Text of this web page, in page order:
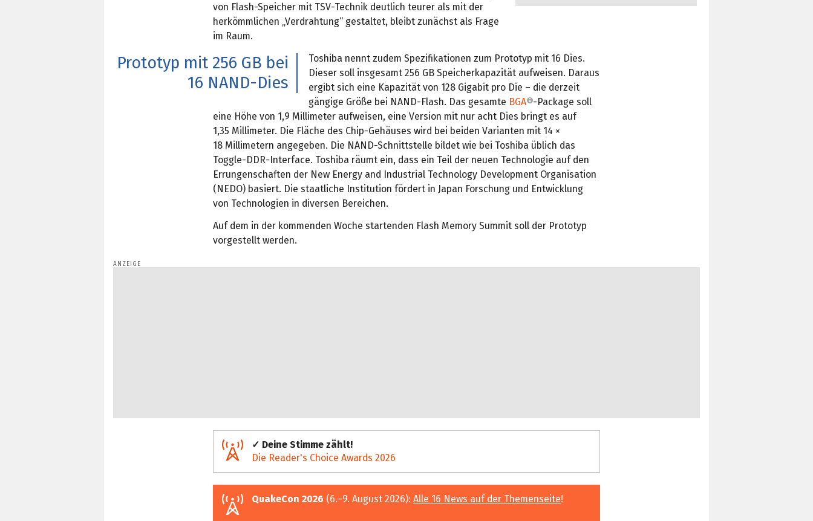
von Flash-Speicher mit TSV-Technik deutlich teurer als mit der
herkömmlichen „Verdrahtung“ gestaltet, bleibt zunächst als Frage
im Raum.
Prototyp mit 256 GB bei
16 NAND-Dies
Toshiba nennt zudem Spezifikationen zum Prototyp mit 16 Dies.
Dieser soll insgesamt 256 GB Speicherkapazität aufweisen. Daraus
ergibt sich eine Kapazität von 128 Gigabit pro Die – die derzeit
gängige Größe bei NAND-Flash. Das gesamte BGA -Package soll
eine Höhe von 1,9 Millimeter aufweisen, eine Version mit nur acht Dies bringt es auf
1,35 Millimeter. Die Fläche des Chip-Gehäuses wird bei beiden Varianten mit 14 ×
18 Millimetern angegeben. Die NAND-Schnittstelle bildet wie bei Toshiba üblich das
Toggle-DDR-Interface. Toshiba räumt ein, dass ein Teil der neuen Technologie auf den
Errungenschaften der New Energy and Industrial Technology Development Organisation
(NEDO) basiert. Die staatliche Institution fördert in Japan Forschung und Entwicklung
von Technologien in diversen Bereichen.
Auf dem in der kommenden Woche startenden Flash Memory Summit soll der Prototyp
vorgestellt werden.
✓ Deine Stimme zählt!
Die Reader's Choice Awards 2026
QuakeCon 2026 (6.–9. August 2026): Alle 16 News auf der Themenseite!